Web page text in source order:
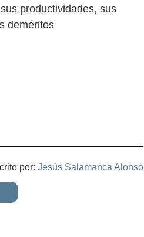
productividades, sus
deméritos
por: Jesús Salamanca Alonso